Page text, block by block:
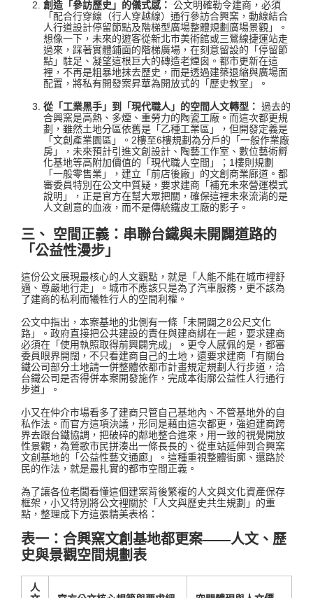
創造「參訪歷史」的儀式感： 公文明確勒令建商，必須
「配合行穿線（行人穿越線）通行參訪合興窯，動線結合
人行道設計停留節點及階梯型廣場整體規劃廣場景觀」
。
想像一下，未來的遊客從新北市美術館或三鶯線捷運站走
過來，踩著實體鋪面的階梯廣場，在刻意留設的「停留節
點」駐足、凝望這根巨大的磚造老煙囪。都市更新在這
裡，不再是粗暴地抹去歷史，而是透過建築退縮與廣場面
配置，將私有開發案昇華為開放式的「歷史教室」
。
從「工業黑手」到「現代職人」的空間人文轉型： 過去的
合興窯是高熱、多煙、重勞力的陶瓷工廠。而這次都更規
劃，雖然土地分區依舊是「乙種工業區」，但開發定義是
「文創產業園區」
。2樓至6樓規劃為分戶的「一般作業廠
房」
，未來預計引進文創設計、陶藝工作室、數位藝術孵
化基地等高附加價值的「現代職人空間」
；1樓則規劃
「一般零售業」
，建立「前店後廠」的文創商業廊道。都
審委員特別在公文中質疑，要求建商「補充未來營運模式
說明」
，正是官方在幫大眾把關，確保這裡未來流淌的是
人文創意的血液，而不是傳統鐵皮工廠的影子 。
三、 空間正義：串聯台鐵與未開闢道路的
「公益性漫步」
這份公文展現最核心的人文觀點，就是「人能不能在城市裡舒
適、尊嚴地行走」。城市不應該只是為了汽車服務，更不該為
了建商的私利而犧牲行人的空間利權。
公文中指出，本案基地的北側有一條「未開闢之8公尺文化
路」
。政府直接把公共建設的責任與建商綁在一起，要求建商
必須在「使用執照取得前興闢完成」
。更令人感佩的是，都審
委員眼界開闊，不只看建商自己的土地，還要求建商「有關台
鐵公司部分土地請一併整體依都市計畫規定規劃人行步道，洽
台鐵公司是否得併本案開發施作，完成本街廓公益性人行通行
步道」
。
小又在仲介市場看多了建商只管自己基地內、不管基地外的自
私作法。而官方這項決議，形同是藉由這次都更，強迫建商跨
界去跟台鐵協調，把破碎的鄰地整合進來，用一致的視覺開放
性景觀，為鶯歌市民拼湊出一條長長的、從車站延伸到合興窯
文創基地的「公益性藝文通廊」
。這種重視整體街廓、還路於
民的作法，就是最扎實的都市空間正義。
為了讓各位老闆看懂這個建案背後繁複的人文與文化資產保存
框架，小又特別將公文裡關於「人文與歷史共生規劃」的重
點，整理成下方這張精美表格：
表一：合興窯文創基地都更案——人文、歷
史與景觀空間規劃表
人